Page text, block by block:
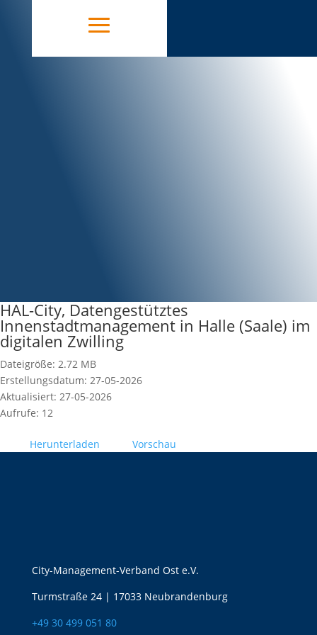
HAL-City, Datengestütztes
Innenstadtmanagement in Halle (Saale) im
digitalen Zwilling
Dateigröße: 2.72 MB
Erstellungsdatum: 27-05-2026
Aktualisiert: 27-05-2026
Aufrufe: 12
Herunterladen Vorschau
City-Management-Verband Ost e.V.
Turmstraße 24 | 17033 Neubrandenburg
+49 30 499 051 80